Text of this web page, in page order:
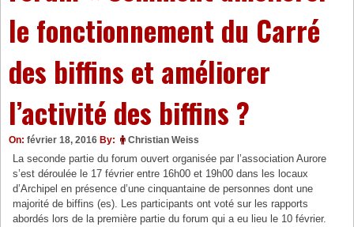
le fonctionnement du Carré
des biffins et améliorer
l’activité des biffins ?
On: février 18, 2016 By: Christian Weiss
La seconde partie du forum ouvert organisée par l’association Aurore
s’est déroulée le 17 février entre 16h00 et 19h00 dans les locaux
d’Archipel en présence d’une cinquantaine de personnes dont une
majorité de biffins (es). Les participants ont voté sur les rapports
abordés lors de la première partie du forum qui a eu lieu le 10 février.